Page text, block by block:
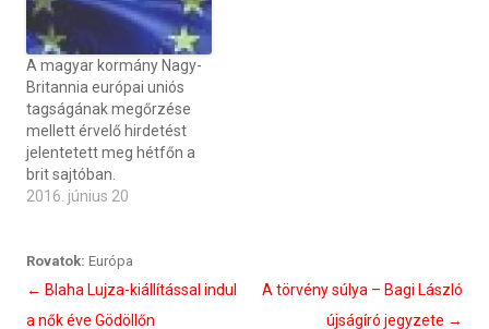
A magyar kormány Nagy-
Britannia európai uniós
tagságának megőrzése
mellett érvelő hirdetést
jelentetett meg hétfőn a
brit sajtóban.
2016. június 20
Rovatok: Európa
Bejegyzés
navigáció
← Blaha Lujza-kiállítással indul
a nők éve Gödöllőn
A törvény súlya – Bagi László
újságíró jegyzete →